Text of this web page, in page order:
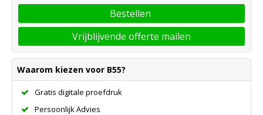
Bestellen
Vrijblijvende offerte mailen
Waarom kiezen voor B55?
Gratis digitale proefdruk
Persoonlijk Advies